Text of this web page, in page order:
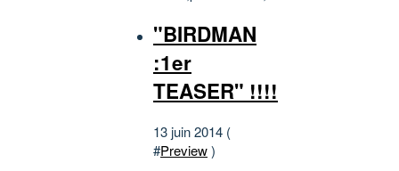
"BIRDMAN
:1er
TEASER" !!!!
13 juin 2014 (
#Preview)